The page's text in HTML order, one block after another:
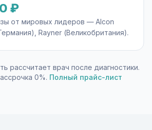
₽
от мировых лидеров — Alcon
Rayner (Великобритания).
рассчитает врач после диагностики.
0%. Полный прайс-лист